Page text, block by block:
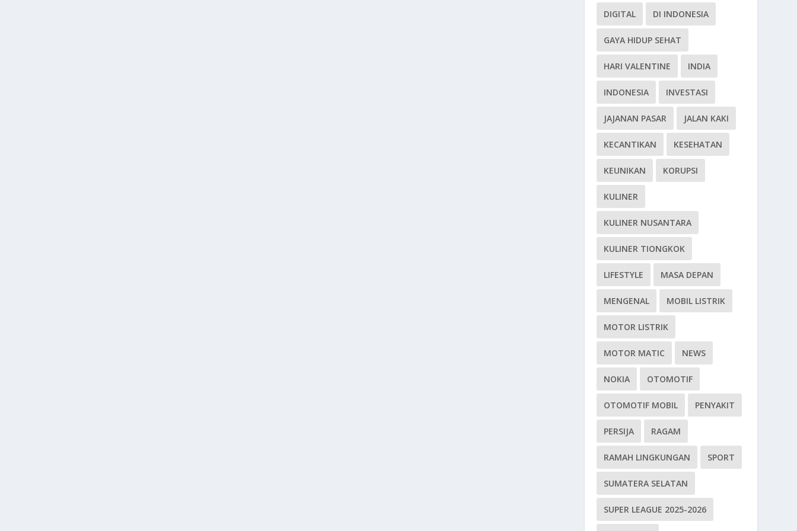
DIGITAL DI INDONESIA
GAYA HIDUP SEHAT
HARI VALENTINE INDIA
INDONESIA INVESTASI
JAJANAN PASAR JALAN KAKI
KECANTIKAN KESEHATAN
KEUNIKAN KORUPSI
KULINER
KULINER NUSANTARA
KULINER TIONGKOK
LIFESTYLE MASA DEPAN
MENGENAL MOBIL LISTRIK
MOTOR LISTRIK
MOTOR MATIC NEWS
NOKIA OTOMOTIF
OTOMOTIF MOBIL PENYAKIT
PERSIJA RAGAM
RAMAH LINGKUNGAN SPORT
SUMATERA SELATAN
SUPER LEAGUE 2025-2026